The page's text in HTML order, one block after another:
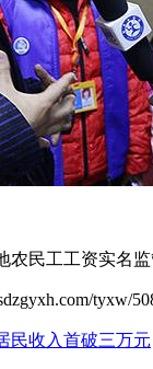
农民工工资实名
tyxw/
民收入首破三万元